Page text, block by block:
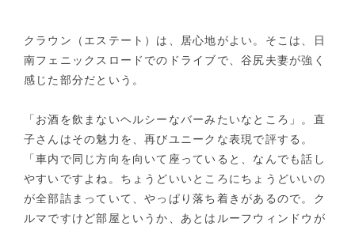
クラウン（エステート）は、居心地がよい。そこは、日
南フェニックスロードでのドライブで、谷尻夫妻が強く
感じた部分だという。
「お酒を飲まないヘルシーなバーみたいなところ」。直
子さんはその魅力を、再びユニークな表現で評する。
「車内で同じ方向を向いて座っていると、なんでも話し
やすいですよね。ちょうどいいところにちょうどいいの
が全部詰まっていて、やっぱり落ち着きがあるので。ク
ルマですけど部屋というか、あとはルーフウィンドウが